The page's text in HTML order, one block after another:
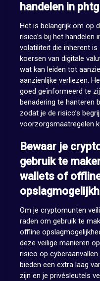
handelen in
Het is belangrijk om op
risico’s bij het handelen
volatiliteit die inherent
koersen van digitale
wat kan leiden tot
aanzienlijke verliezen.
goed geïnformeerd te
benadering te hanteren
zodat je de risico’s
voorzorgsmaatregelen
Bewaar je
gebruik te
wallets of
Om je cryptomunten
raden om gebruik te
offline
deze veilige manieren
risico op
bieden een extra laag
zijn en je privésleutels